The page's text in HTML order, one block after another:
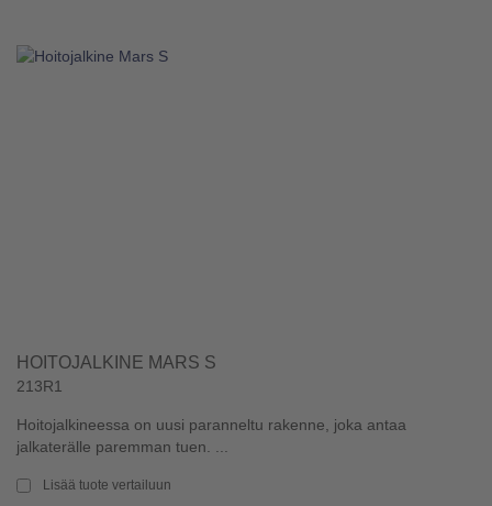
HOITOJALKINE MARS S
213R1
Hoitojalkineessa on uusi paranneltu rakenne, joka antaa
jalkaterälle paremman tuen. ...
Lisää tuote vertailuun